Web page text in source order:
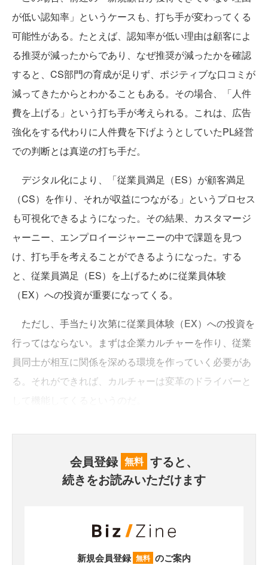
が低い認知率」というケースも、打ち手が変わってくる
可能性がある。たとえば、認知率が低い理由は顧客によ
る推奨が減ったからであり、なぜ推奨が減ったかを確認
すると、CS部門の育成が足りず、ポジティブな口コミが
減ってきたからとわかることもある。その場合、「人件
費を上げる」という打ち手が考えられる。これは、広告
強化をする代わりに人件費を下げようとしていたPL経営
での判断とは真逆の打ち手だ。
デジタル化により、「従業員満足（ES）が顧客満足
（CS）を作り、それが収益につながる」というプロセス
も可視化できるようになった。その結果、カスタマージ
ャーニー、エンプロイージャーニーの中で課題を見つ
け、打ち手を考えることができるようになった。する
と、従業員満足（ES）を上げるために従業員体験
（EX）への投資が重要になってくる。
ただし、手当たり次第に従業員体験（EX）への投資を
行ってはならない。まずは企業カルチャーを作り、従業
員同士が相互に関係を深める環境を作っていく必要があ
る。それができれば、カルチャーは変革のドライバーと
会員登録 無料 すると、
続きをお読みいただけます
新規会員登録 無料 のご案内